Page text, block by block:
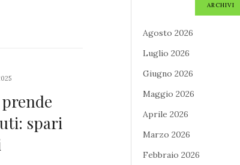
spari
ARCHIVI
Agosto 2026
Luglio 2026
Giugno 2026
Maggio 2026
Aprile 2026
Marzo 2026
Febbraio 2026